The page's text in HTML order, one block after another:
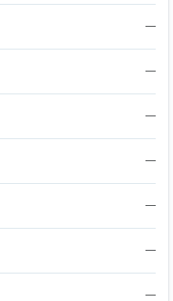
—
—
—
—
—
—
—